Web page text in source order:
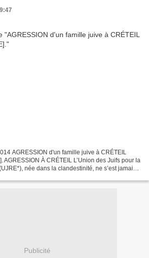
AGRESSION d'un famille juive à CRÉTEIL
AGRESSION À CRÉTEIL L’Union des Juifs pour la
née dans la clandestinité, ne s’est jamais
Publicité